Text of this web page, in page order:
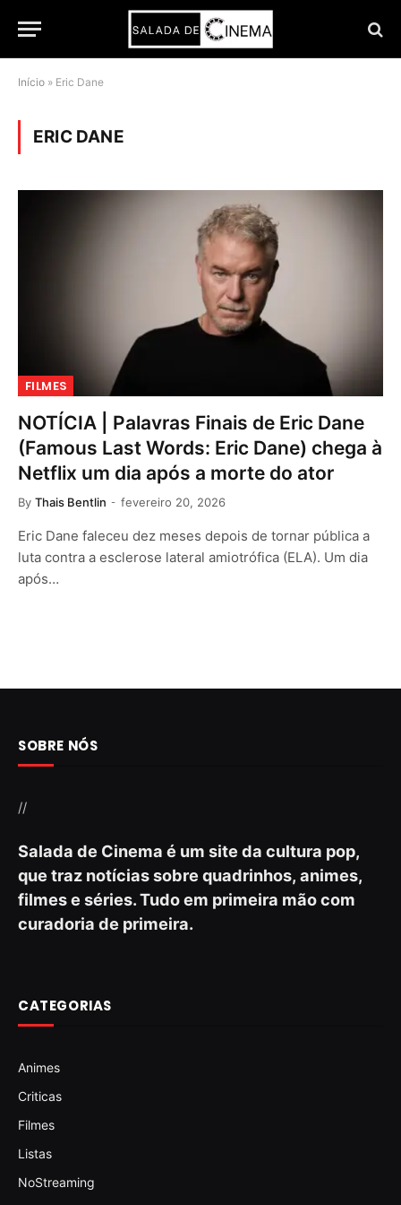
Início » Eric Dane
ERIC DANE
FILMES
NOTÍCIA | Palavras Finais de Eric Dane
(Famous Last Words: Eric Dane) chega à
Netflix um dia após a morte do ator
By Thais Bentlin fevereiro 20, 2026
Eric Dane faleceu dez meses depois de tornar pública a
luta contra a esclerose lateral amiotrófica (ELA). Um dia
após…
SOBRE NÓS
//
Salada de Cinema é um site da cultura pop,
que traz notícias sobre quadrinhos, animes,
filmes e séries. Tudo em primeira mão com
curadoria de primeira.
CATEGORIAS
Animes
Criticas
Filmes
Listas
NoStreaming